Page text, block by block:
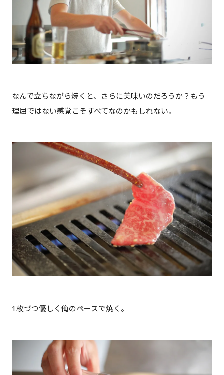
なんで立ちながら焼くと、さらに美味いのだろうか？もう
理屈ではない感覚こそすべてなのかもしれない。
1枚づつ優しく俺のペースで焼く。